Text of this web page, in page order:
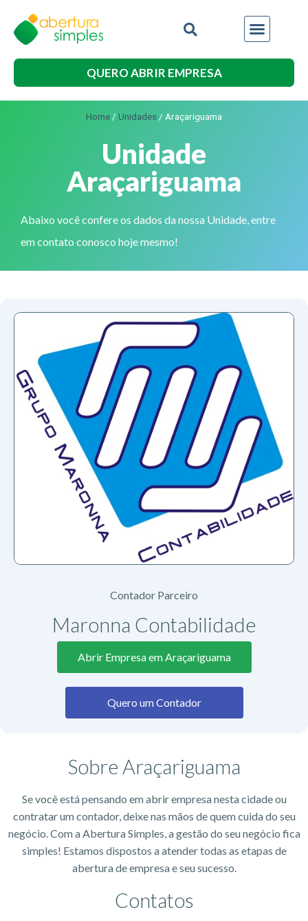
QUERO ABRIR EMPRESA
Home / Unidades / Araçariguama
Unidade
Araçariguama
Abaixo você confere os dados da nossa Unidade, entre
em contato conosco hoje mesmo!
Contador Parceiro
Maronna Contabilidade
Abrir Empresa em Araçariguama
Quero um Contador
Sobre Araçariguama
Se você está pensando em abrir empresa nesta cidade ou
contratar um contador, deixe nas mãos de quem cuida do seu
negócio. Com a Abertura Simples, a gestão do seu negócio fica
simples! Estamos dispostos a atender todas as etapas de
abertura de empresa e seu sucesso.
Contatos